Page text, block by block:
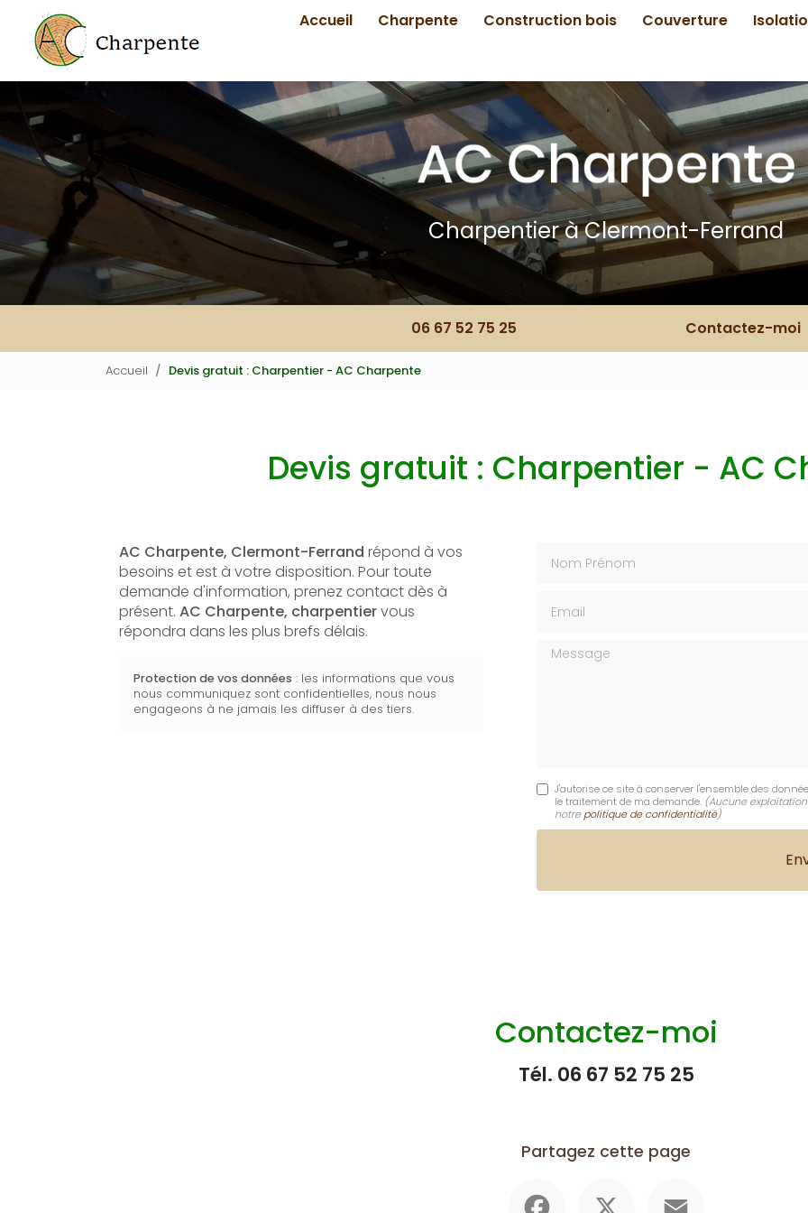
contenu
principal
Navigation principale
Accueil Charpente Construction bois Couverture
Charpentier à Clermont-Ferrand
06 67 52 75 25 Contactez-moi
Accueil Devis gratuit : Charpentier - AC Charpente
Devis gratuit : Charpentier - AC
AC Charpente, Clermont-Ferrand répond à vos
besoins et est à votre disposition. Pour toute
demande d'information, prenez contact dès à
présent. AC Charpente, charpentiervous
répondra dans les plus brefs délais.
Protection de vos données : les informations que vous
nous communiquez sont confidentielles, nous nous
engageons à ne jamais les diffuser à des tiers.
Message
J'autorise ce site à conserver l'ensemble des
le traitement de ma demande. (Aucune
notre politique de confidentialité)
Contactez-moi
Tél. 06 67 52 75 25
Partagez cette page